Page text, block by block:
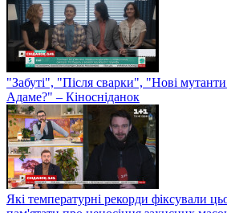
"Забуті", "Після сварки", "Нові
Адаме?" – Кіносніданок
Які температурні рекорди фіксували